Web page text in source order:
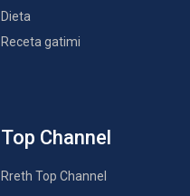
Dieta
Receta gatimi
Top Channel
Rreth Top Channel